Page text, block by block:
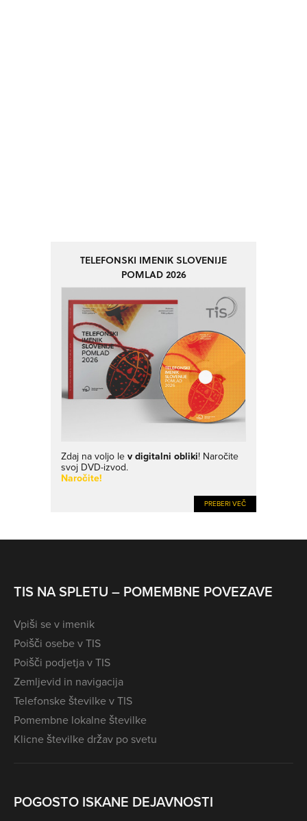
TELEFONSKI IMENIK SLOVENIJE
POMLAD 2026
Zdaj na voljo lev digitalni obliki! Naročite
svoj DVD-izvod.
Naročite!
PREBERI VEČ
TIS NA SPLETU – POMEMBNE POVEZAVE
Vpiši se v imenik
Poišči osebe v TIS
Poišči podjetja v TIS
Zemljevid in navigacija
Telefonske številke v TIS
Pomembne lokalne številke
Klicne številke držav po svetu
POGOSTO ISKANE DEJAVNOSTI